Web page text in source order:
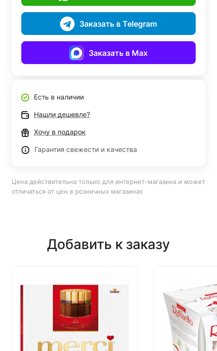
Заказать в Telegram
Заказать в Max
Есть в наличии
Нашли дешевле?
Хочу в подарок
Гарантия свежести и качества
Цена действительна только для интернет-магазина и может
отличаться от цен в розничных магазинах
Добавить к заказу